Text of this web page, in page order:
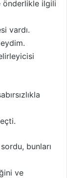
önderlikle ilgili
vardı.
bunları
ve